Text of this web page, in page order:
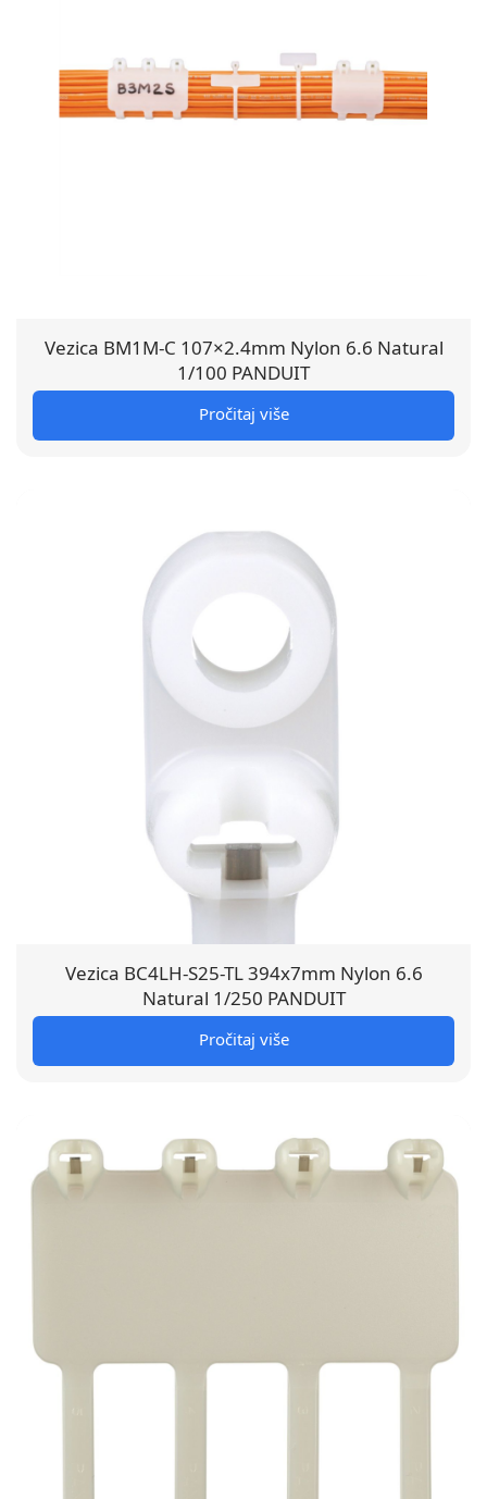
Vezica BM1M-C 107×2.4mm Nylon 6.6 Natural
1/100 PANDUIT
Pročitaj više
Vezica BC4LH-S25-TL 394x7mm Nylon 6.6
Natural 1/250 PANDUIT
Pročitaj više